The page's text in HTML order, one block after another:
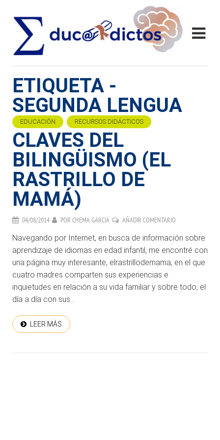
ETIQUETA -
SEGUNDA LENGUA
EDUCACIÓN RECURSOS DIDÁCTICOS
CLAVES DEL
BILINGÜISMO (EL
RASTRILLO DE
MAMÁ)
04/08/2014 POR CHEMA GARCIA AÑADIR COMENTARIO
Navegando por Internet, en busca de información sobre
aprendizaje de idiomas en edad infantil, me encontré con
una página muy interesante, elrastrillodemama, en el que
cuatro madres comparten sus experiencias e
inquietudes en relación a su vida familiar y sobre todo, el
día a día con sus...
LEER MÁS